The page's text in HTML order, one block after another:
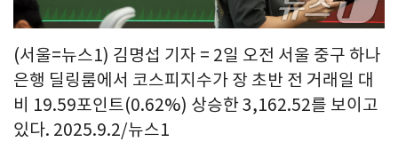
(서울=뉴스1) 김명섭 기자 = 2일 오전 서울 중구 하나
은행 딜링룸에서 코스피지수가 장 초반 전 거래일 대
비 19.59포인트(0.62%) 상승한 3,162.52를 보이고
있다. 2025.9.2/뉴스1